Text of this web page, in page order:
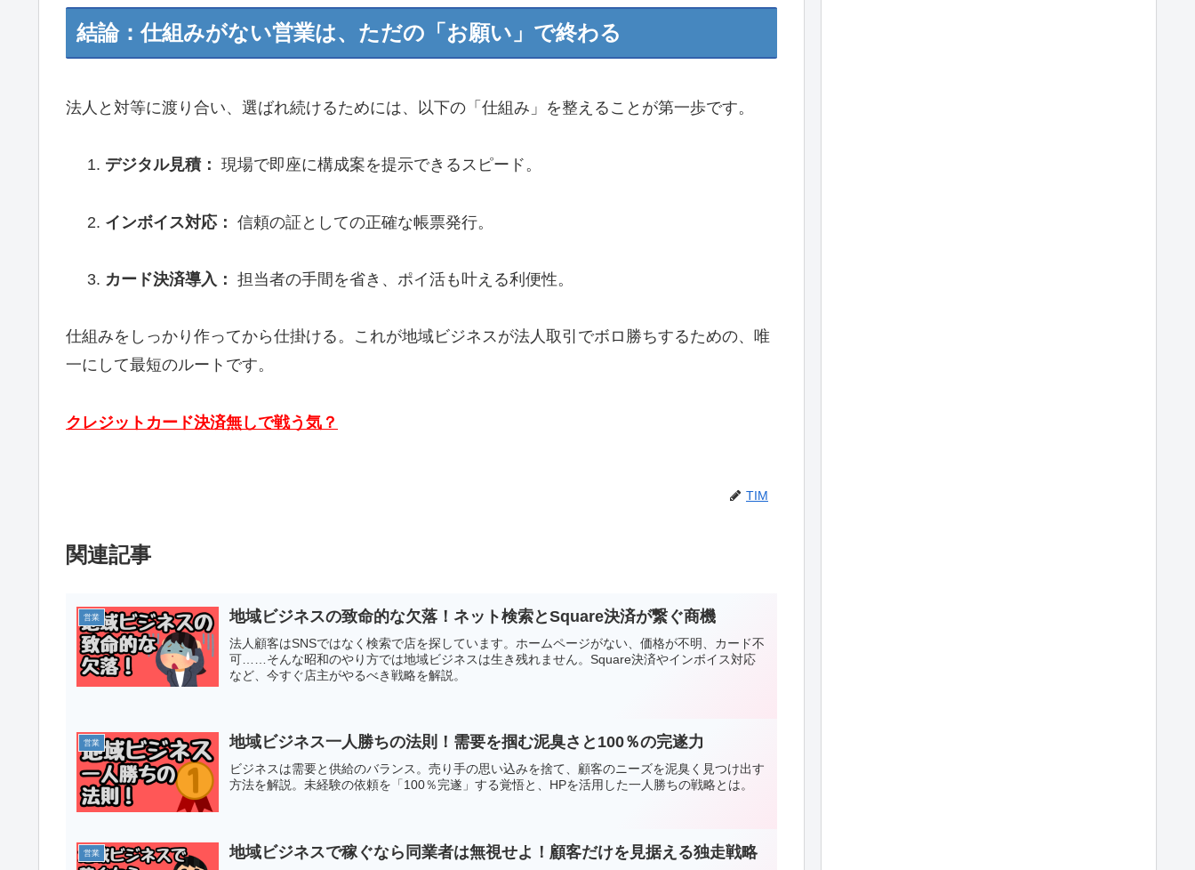
結論：仕組みがない営業は、ただの「お願い」で終わる
法人と対等に渡り合い、選ばれ続けるためには、以下の「仕組み」を整えることが第一歩です。
デジタル見積： 現場で即座に構成案を提示できるスピード。
インボイス対応： 信頼の証としての正確な帳票発行。
カード決済導入： 担当者の手間を省き、ポイ活も叶える利便性。
仕組みをしっかり作ってから仕掛ける。これが地域ビジネスが法人取引でボロ勝ちするための、唯
一にして最短のルートです。
クレジットカード決済無しで戦う気？
TIM
関連記事
営業 地域ビジネスの致命的な欠落！ネット検索とSquare決済が繋ぐ商機
法人顧客はSNSではなく検索で店を探しています。ホームページがない、価格が不明、カード不
可……そんな昭和のやり方では地域ビジネスは生き残れません。Square決済やインボイス対応
など、今すぐ店主がやるべき戦略を解説。
営業 地域ビジネス一人勝ちの法則！需要を掴む泥臭さと100％の完遂力
ビジネスは需要と供給のバランス。売り手の思い込みを捨て、顧客のニーズを泥臭く見つけ出す
方法を解説。未経験の依頼を「100％完遂」する覚悟と、HPを活用した一人勝ちの戦略とは。
営業 地域ビジネスで稼ぐなら同業者は無視せよ！顧客だけを見据える独走戦略